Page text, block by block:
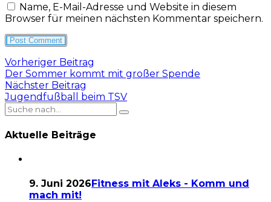
Name, E-Mail-Adresse und Website in diesem
Browser für meinen nächsten Kommentar speichern.
Post Comment
Vorheriger Beitrag
Der Sommer kommt mit großer Spende
Nächster Beitrag
Jugendfußball beim TSV
Aktuelle Beiträge
9. Juni 2026Fitness mit Aleks - Komm und
mach mit!